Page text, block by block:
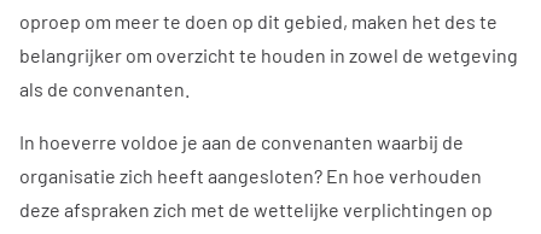
oproep om meer te doen op dit gebied, maken het des te
belangrijker om overzicht te houden in zowel de wetgeving
als de convenanten.
In hoeverre voldoe je aan de convenanten waarbij de
organisatie zich heeft aangesloten? En hoe verhouden
deze afspraken zich met de wettelijke verplichtingen op